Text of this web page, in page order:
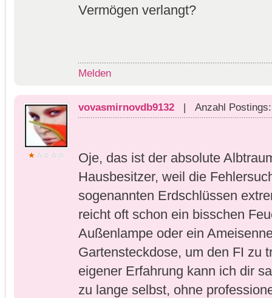
Vermögen verlangt?
Melden
vovasmirnovdb9132| Anzahl
Oje, das ist der absolute
Hausbesitzer, weil die
sogenannten Erdschlüssen
reicht oft schon ein bisschen
Außenlampe oder ein
Gartensteckdose, um den FI zu
eigener Erfahrung kann ich dir
zu lange selbst, ohne